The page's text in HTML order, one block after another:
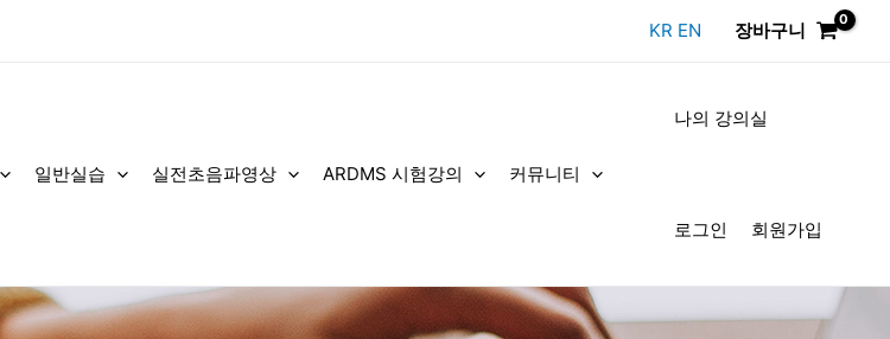
KR EN 장바구니
일반실습 실전초음파영상 ARDMS 시험강의 커뮤니티
나의 강의실
로그인 회원가입